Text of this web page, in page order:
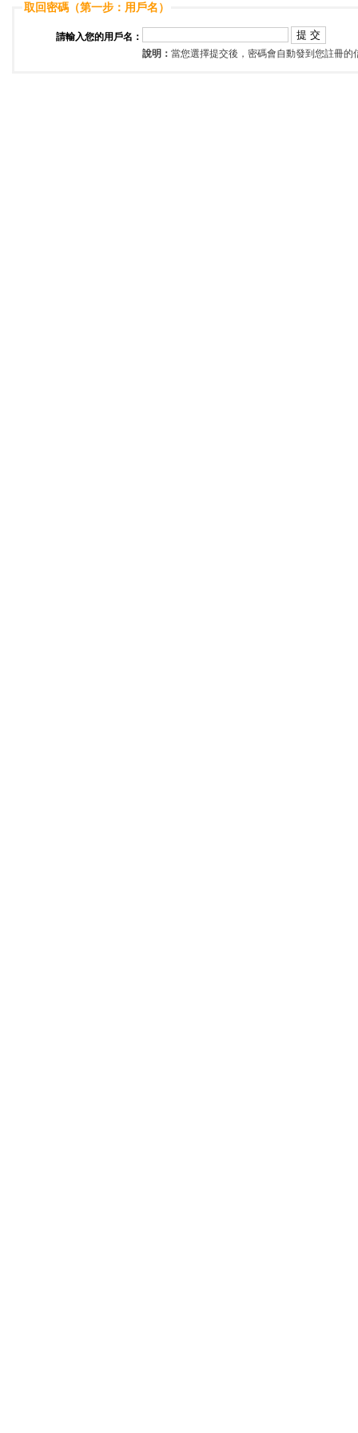
取回密碼（第一步：用戶名）
請輸入您的用戶名：
說明： 當您選擇提交後，密碼會自動發到您註冊